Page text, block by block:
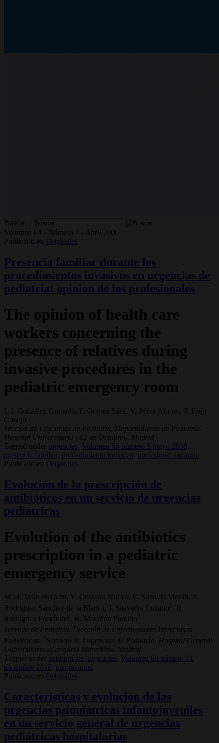
Buscar...
Volumen 64 - Número 4 - Abril 2006
Publicado en
Originales
Presencia familiar durante los
procedimientos invasivos en urgencias de
pediatría: opinión de los profesionales
The opinion of health care
workers concerning the
presence of relatives during
invasive procedures in the
pediatric emergency room
L.I. González Granado, F. Gómez Sáez, V. Pérez Alonso, P. Rojo
Conejo
Sección de Urgencias de Pediatría. Departamento de Pediatría.
Hospital Universitario «12 de Octubre». Madrid
Tagged under
urgencias,
Volumen 66 número 5 mayo 2008,
presencia familiar,
procedimiento invasivo, profesional sanitario
Publicado en
Originales
Evolución de la prescripción de
antibióticos en un servicio de urgencias
pediátricas
Evolution of the antibiotics
prescription in a pediatric
emergency service
M.M. Tolín Hernani, V. Cruzado Nuevo, E. Sanavia Morán, A.
Rodríguez Sánchez-de la Blanca, J. Saavedra Lozano 1
, R.
Rodríguez Fernández, R. Marañón Pardillo
Servicio de Pediatría. 1 Sección de Enfermedades Infecciosas
Pediátricas.
2 Servicio de Urgencias de Pediatría. Hospital General
Universitario «Gregorio Marañón». Madrid
Tagged under
antibióticos, urgencias,
Volumen 68 número 11
diciembre 2010, uso racional
Publicado en
Originales
Características y evolución de las
urgencias psiquiátricas infantojuveniles
en un servicio general de urgencias
pediátricas hospitalarias